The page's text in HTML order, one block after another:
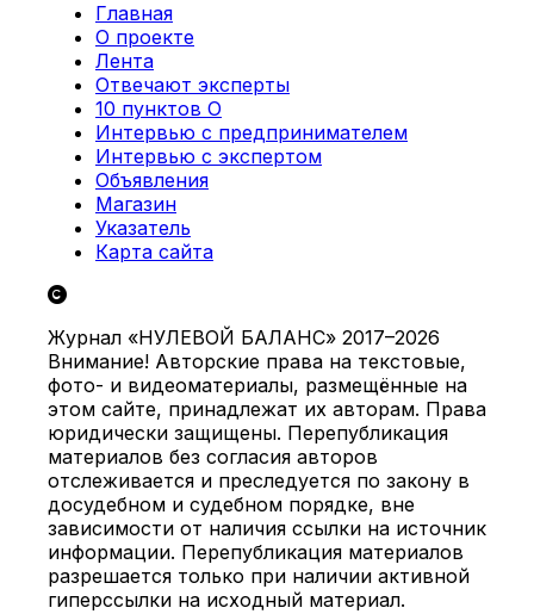
Главная
О проекте
Лента
Отвечают эксперты
10 пунктов О
Интервью с предпринимателем
Интервью с экспертом
Объявления
Магазин
Указатель
Карта сайта
Журнал «НУЛЕВОЙ БАЛАНС» 2017–2026
Внимание! Авторские права на текстовые,
фото- и видеоматериалы, размещённые на
этом сайте, принадлежат их авторам. Права
юридически защищены. Перепубликация
материалов без согласия авторов
отслеживается и преследуется по закону в
досудебном и судебном порядке, вне
зависимости от наличия ссылки на источник
информации. Перепубликация материалов
разрешается только при наличии активной
гиперссылки на исходный материал.